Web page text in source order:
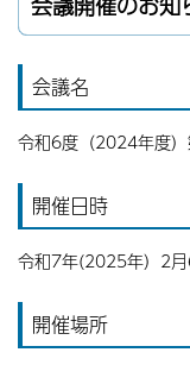
会議名
令和6度（2024年度
開催日時
令和7年(2025年）2
開催場所